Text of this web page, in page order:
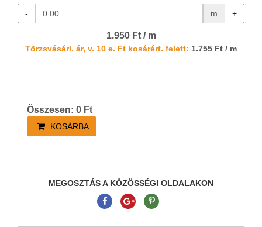
- m +
1.950 Ft / m
Törzsvásárl. ár, v. 10 e. Ft kosárért. felett: 1.755 Ft / m
Összesen: 0 Ft
KOSÁRBA
MEGOSZTÁS A KÖZÖSSÉGI OLDALAKON